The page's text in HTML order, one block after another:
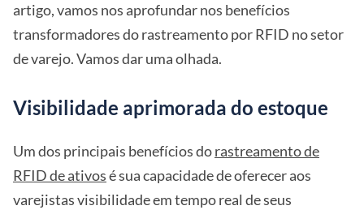
artigo, vamos nos aprofundar nos benefícios
transformadores do rastreamento por RFID no setor
de varejo. Vamos dar uma olhada.
Visibilidade aprimorada do estoque
Um dos principais benefícios dorastreamento de
RFID de ativosé sua capacidade de oferecer aos
varejistas visibilidade em tempo real de seus